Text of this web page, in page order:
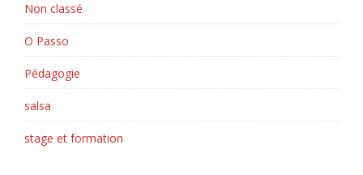
Non classé
O Passo
Pédagogie
salsa
stage et formation